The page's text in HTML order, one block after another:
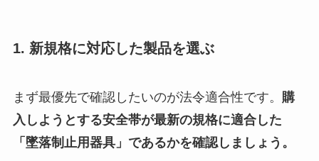
1. 新規格に対応した製品を選ぶ
まず最優先で確認したいのが法令適合性です。 購
入しようとする安全帯が最新の規格に適合した
「墜落制止用器具」であるかを確認しましょう。